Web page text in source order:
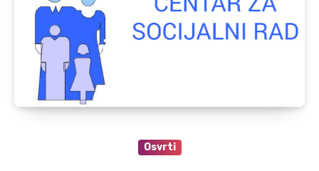
Osvrti